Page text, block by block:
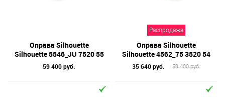
Оправа Silhouette
Silhouette 5546_JU 7520 55
59 400 руб.
Распродажа
Оправа Silhouette
Silhouette 4562_75 3520 54
35 640 руб. 59 400 руб.